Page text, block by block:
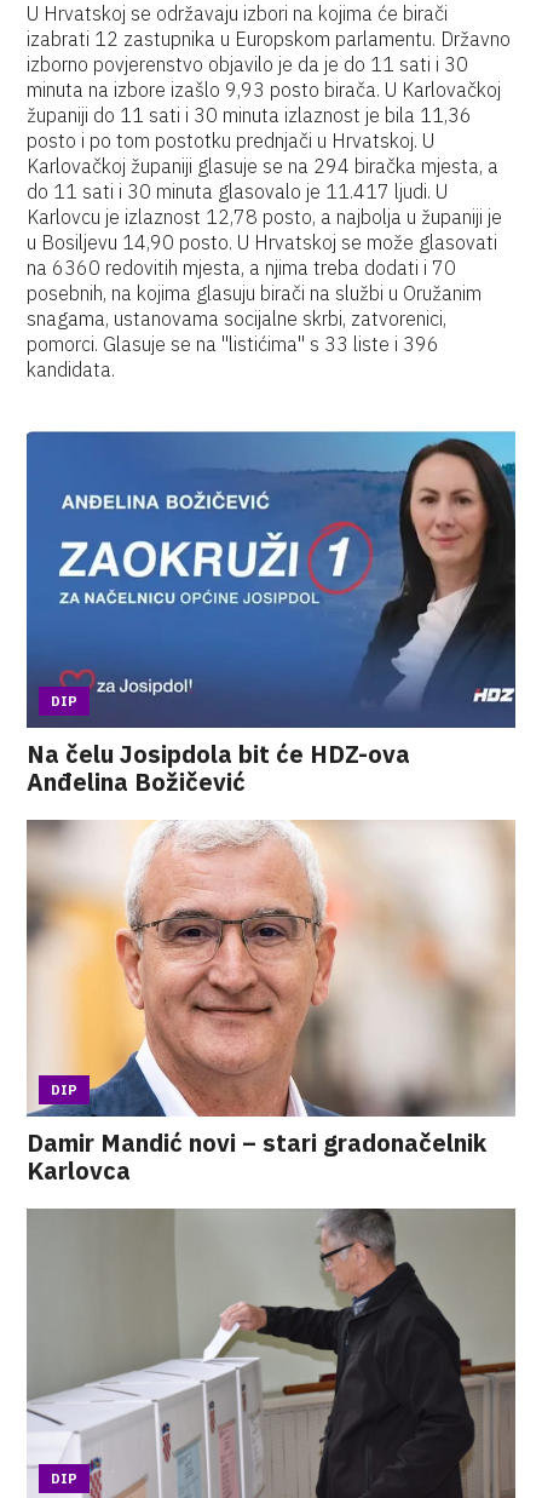
U Hrvatskoj se održavaju izbori na kojima će birači
izabrati 12 zastupnika u Europskom parlamentu. Državno
izborno povjerenstvo objavilo je da je do 11 sati i 30
minuta na izbore izašlo 9,93 posto birača. U Karlovačkoj
županiji do 11 sati i 30 minuta izlaznost je bila 11,36
posto i po tom postotku prednjači u Hrvatskoj. U
Karlovačkoj županiji glasuje se na 294 biračka mjesta, a
do 11 sati i 30 minuta glasovalo je 11.417 ljudi. U
Karlovcu je izlaznost 12,78 posto, a najbolja u županiji je
u Bosiljevu 14,90 posto. U Hrvatskoj se može glasovati
na 6360 redovitih mjesta, a njima treba dodati i 70
posebnih, na kojima glasuju birači na službi u Oružanim
snagama, ustanovama socijalne skrbi, zatvorenici,
pomorci. Glasuje se na "listićima" s 33 liste i 396
kandidata.
DIP
Na čelu Josipdola bit će HDZ-ova
Anđelina Božičević
DIP
Damir Mandić novi – stari gradonačelnik
Karlovca
DIP